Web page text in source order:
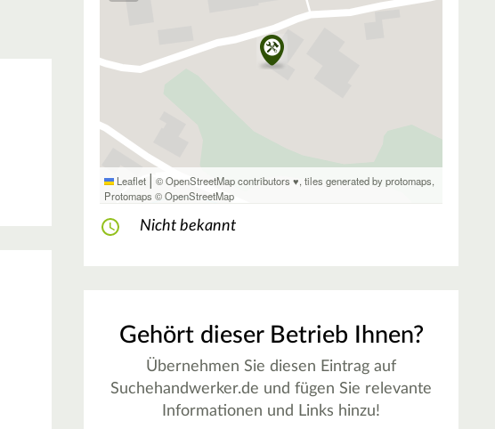
Leaflet | © OpenStreetMap contributors ♥,tiles generated by protomaps,
Protomaps ©OpenStreetMap
Nicht bekannt
Gehört dieser Betrieb Ihnen?
Übernehmen Sie diesen Eintrag auf
Suchehandwerker.de und fügen Sie relevante
Informationen und Links hinzu!